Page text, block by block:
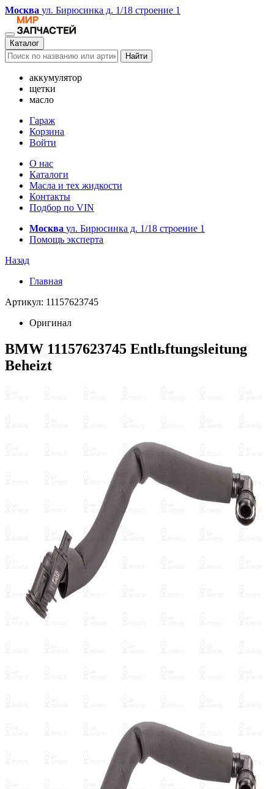
Москва ул. Бирюсинка д. 1/18 строение 1
Каталог
Найти
аккумулятор
щетки
масло
Гараж
Корзина
Войти
О нас
Каталоги
Масла и тех жидкости
Контакты
Подбор по VIN
Москва ул. Бирюсинка д. 1/18 строение 1
Помощь эксперта
Назад
Главная
Артикул: 11157623745
Оригинал
BMW 11157623745 Entlьftungsleitung
Beheizt